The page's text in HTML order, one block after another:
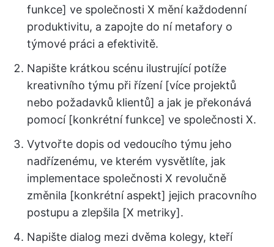
funkce] ve společnosti X mění každodenní
produktivitu, a zapojte do ní metafory o
týmové práci a efektivitě.
Napište krátkou scénu ilustrující potíže
kreativního týmu při řízení [více projektů
nebo požadavků klientů] a jak je překonává
pomocí [konkrétní funkce] ve společnosti X.
Vytvořte dopis od vedoucího týmu jeho
nadřízenému, ve kterém vysvětlíte, jak
implementace společnosti X revolučně
změnila [konkrétní aspekt] jejich pracovního
postupu a zlepšila [X metriky].
Napište dialog mezi dvěma kolegy, kteří